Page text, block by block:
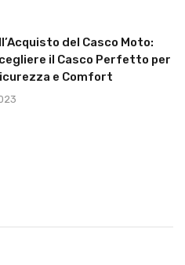
del Casco Moto:
il Casco Perfetto per
e Comfort